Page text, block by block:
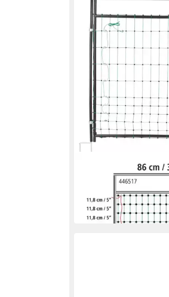
Weidenzaun Tor für
für Elektrozaunnetze
ab 68,45 €
in 2-3 Werktagen bei dir